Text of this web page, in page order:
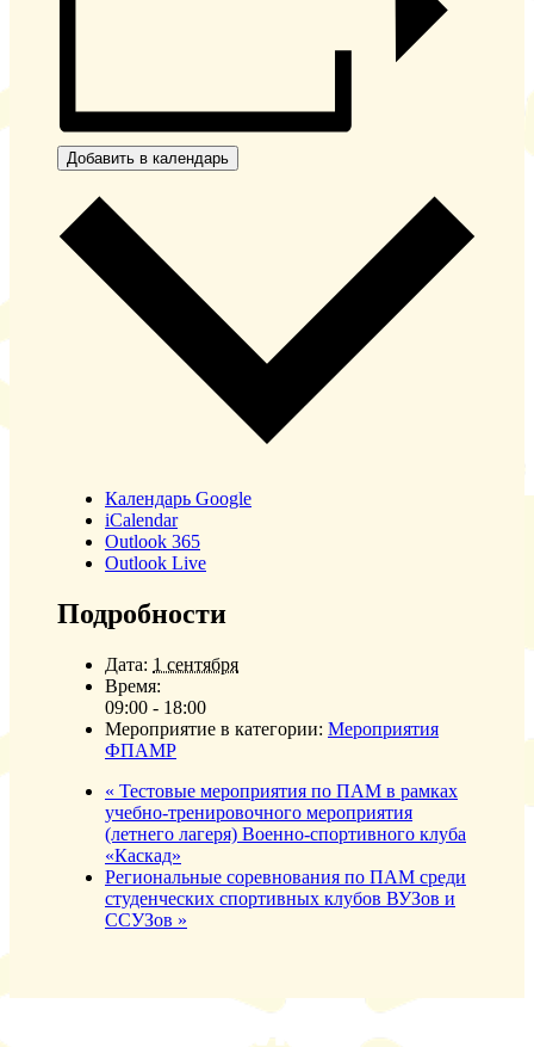
Добавить в календарь
Календарь Google
iCalendar
Outlook 365
Outlook Live
Подробности
Дата: 1 сентября
Время:
09:00 - 18:00
Мероприятие в категории: Мероприятия
ФПАМР
« Тестовые мероприятия по ПАМ в рамках
учебно-тренировочного мероприятия
(летнего лагеря) Военно-спортивного клуба
«Каскад»
Региональные соревнования по ПАМ среди
студенческих спортивных клубов ВУЗов и
ССУЗов »